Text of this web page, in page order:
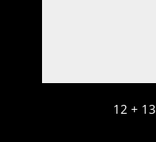
12 + 13